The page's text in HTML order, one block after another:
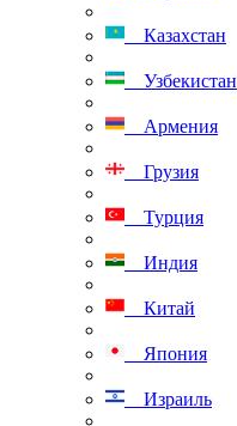
Казахстан
Узбекистан
Армения
Грузия
Турция
Индия
Китай
Япония
Израиль